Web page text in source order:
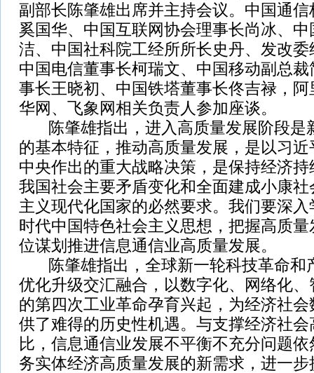
副部长陈肇雄出席并主持会议。中国通
奚国华、中国互联网协会理事长尚冰、
洁、中国社科院工经所所长史丹、发改
中国电信董事长柯瑞文、中国移动副总
事长王晓初、中国铁塔董事长佟吉禄，
华网、飞象网相关负责人参加座谈。
陈肇雄指出，进入高质量发展阶段是
的基本特征，推动高质量发展，是以习
中央作出的重大战略决策，是保持经济
我国社会主要矛盾变化和全面建成小康
主义现代化国家的必然要求。我们要深
时代中国特色社会主义思想，把握高质
位谋划推进信息通信业高质量发展。
陈肇雄指出，全球新一轮科技革命和
优化升级交汇融合，以数字化、网络化
的第四次工业革命孕育兴起，为经济社
供了难得的历史性机遇。与支撑经济社
比，信息通信业发展不平衡不充分问题
务实体经济高质量发展的新需求，进一